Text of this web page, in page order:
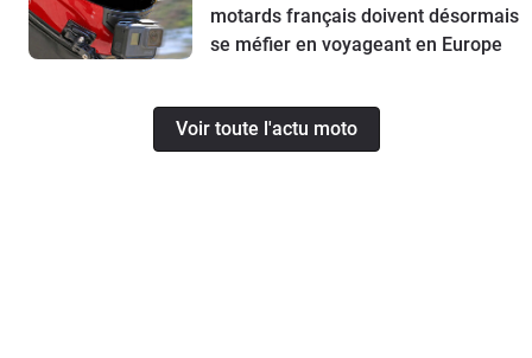
motards français doivent désormais
se méfier en voyageant en Europe
Voir toute l'actu moto